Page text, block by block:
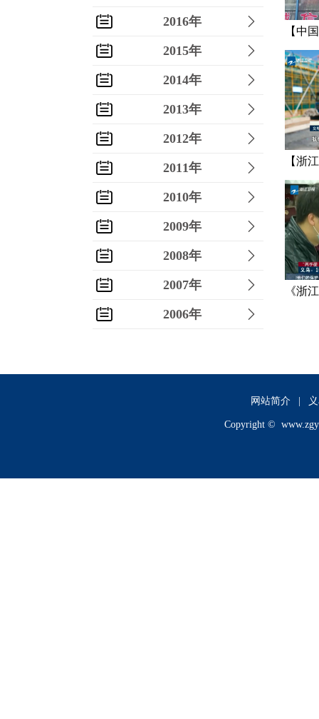
2016年
2015年
2014年
2013年
2012年
2011年
2010年
2009年
2008年
2007年
2006年
2004年
【中
做强“
苏
【浙
聚区“
复工
《浙
网站简介
Copyright ©